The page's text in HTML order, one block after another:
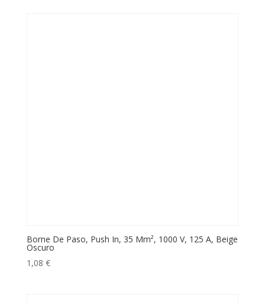
Borne De Paso, Push In, 35 Mm², 1000 V, 125 A, Beige
Oscuro
1,08 €